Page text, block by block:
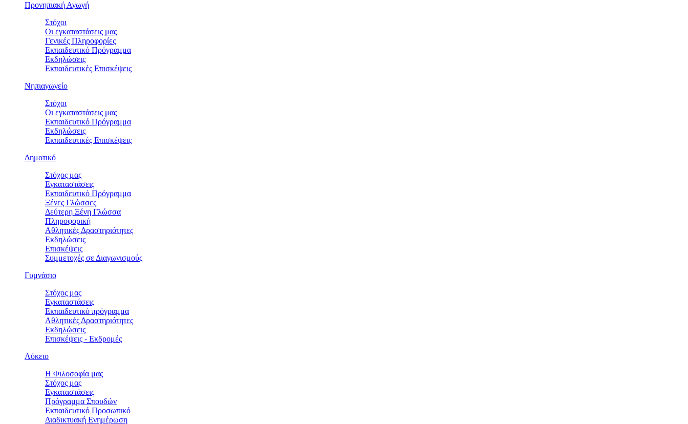
Προνηπιακή Αγωγή
Στόχοι
Οι εγκαταστάσεις μας
Γενικές Πληροφορίες
Εκπαιδευτικό Πρόγραμμα
Εκδηλώσεις
Εκπαιδευτικές Eπισκέψεις
Νηπιαγωγείο
Στόχοι
Οι εγκαταστάσεις μας
Εκπαιδευτικό Πρόγραμμα
Εκδηλώσεις
Εκπαιδευτικές Eπισκέψεις
Δημοτικό
Στόχος μας
Εγκαταστάσεις
Εκπαιδευτικό Πρόγραμμα
Ξένες Γλώσσες
Δεύτερη Ξένη Γλώσσα
Πληροφορική
Αθλητικές Δραστηριότητες
Εκδηλώσεις
Επισκέψεις
Συμμετοχές σε Διαγωνισμούς
Γυμνάσιο
Στόχος μας
Εγκαταστάσεις
Εκπαιδευτικό πρόγραμμα
Αθλητικές Δραστηριότητες
Εκδηλώσεις
Επισκέψεις - Εκδρομές
Λύκειο
Η Φιλοσοφία μας
Στόχος μας
Εγκαταστάσεις
Πρόγραμμα Σπουδών
Εκπαιδευτικό Προσωπικό
Διαδικτυακή Ενημέρωση